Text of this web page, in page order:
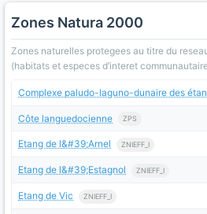
Zones Natura 2000
Zones naturelles protegees au titre du
(habitats et especes d’interet
Complexe paludo-laguno-dunaire des
Côte languedocienne ZPS
Etang de l&#39;Arnel ZNIEFF_I
Etang de l&#39;Estagnol ZNIEFF_I
Etang de Vic ZNIEFF_I